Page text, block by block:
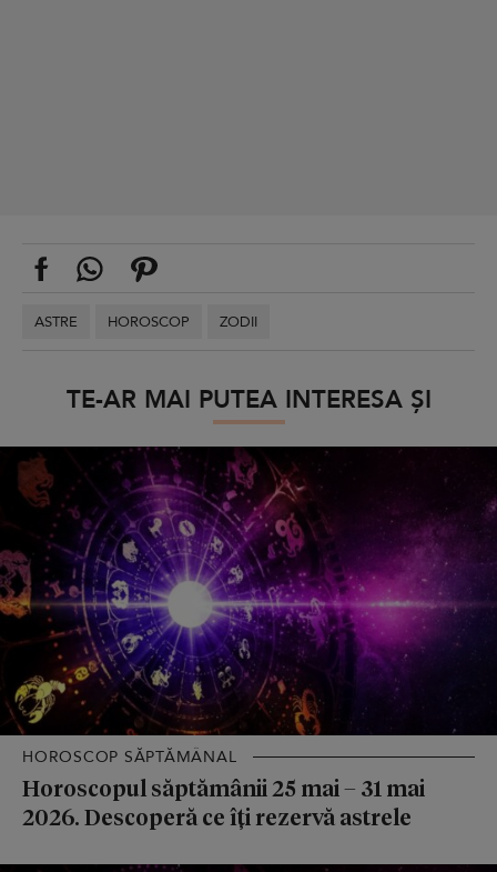
ASTRE HOROSCOP ZODII
TE-AR MAI PUTEA INTERESA ȘI
HOROSCOP SĂPTĂMÂNAL
Horoscopul săptămânii 25 mai – 31 mai
2026. Descoperă ce îți rezervă astrele